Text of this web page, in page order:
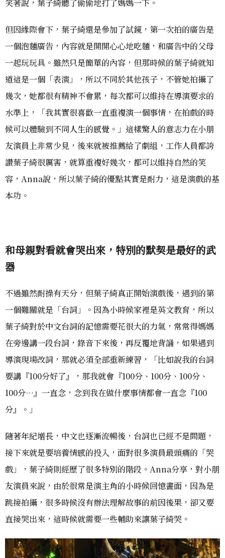
笑著說，葉子綺聽了偷偷地打了媽媽一下。
但因緣際會下，葉子綺還是參加了試鏡，第一次拍的廣告是
一個泡麵廣告，內容就是開開心心地吃麵，和廣告中的父母
一起玩玩具。雖然只是簡單的內容，但那時候的葉子綺就知
道這是一個「表演」，所以不同於其他孩子，不管她拍攝了
幾次，她都很有精神不會累，每次都可以維持在導演要求的
水準上，「我其實很喜歡一直重複演一個事情，在拍戲的時
候可以體驗到不同人生的感覺。」這樣驚人的意志力在小朋
友演員上非常少見，後來就被推薦給了劇組，工作人員都誇
讚葉子綺很厲害，就算重複好幾次，都可以維持自然的笑
容，Anna說，所以葉子綺的優點其實是耐力，這是演戲的基
本功。
和母親對看就會哭出來，特別的默契是最好的武
器
不過雖然耐操有天分，但葉子綺真正開始演戲後，遇到的第
一個難關就是「台詞」。因為小時候家裡是英文教育，所以
葉子綺對於中文台詞的記憶需要花很大的力氣，常常得媽媽
在旁邊講一段台詞，錄音下來後，再反覆地背誦，如果遇到
導演現場改詞，那就必須全部重新練習，「比如說我的台詞
要講『100分好了』，那我就會『100分、100分、100分、
100分…』一直念，念到我在做什麼事情都會一直念『100
分』。」
隨著年紀增長，中文也逐漸流暢後，台詞也已經不是問題，
接下來就是要培養情感的投入，面對很多演員最頭痛的「哭
戲」，葉子綺則經歷了很多特別的階段。Anna分享，對小朋
友演員來說，由於很常是演主角的小時候回憶畫面，因為是
跳接拍攝，很多時候沒有辦法理解故事的前因後果，卻又要
直接哭出來，這時候就需要一些輔助來讓葉子綺哭。